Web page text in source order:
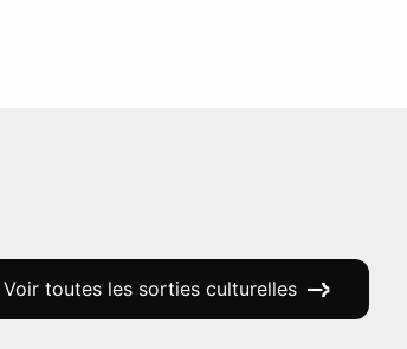
Voir toutes les sorties culturelles